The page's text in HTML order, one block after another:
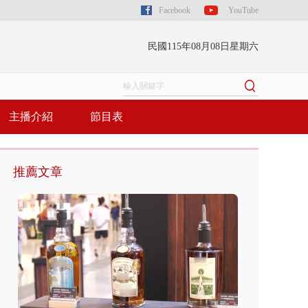
Facebook YouTube
民國115年08月08日星期六
主播介紹 節目表
推薦文章